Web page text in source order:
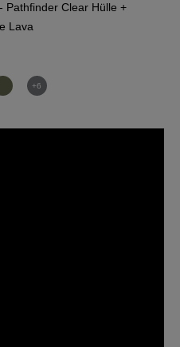
Pathfinder Clear Hülle +
Lava
+6